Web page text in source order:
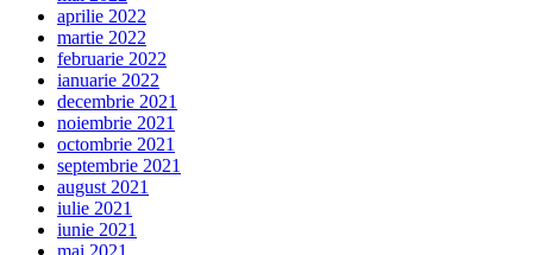
aprilie 2022
martie 2022
februarie 2022
ianuarie 2022
decembrie 2021
noiembrie 2021
octombrie 2021
septembrie 2021
august 2021
iulie 2021
iunie 2021
mai 2021